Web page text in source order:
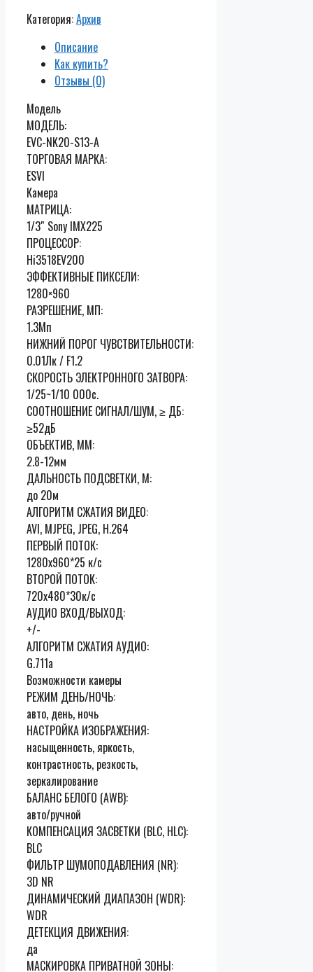
Категория:Архив
Описание
Как купить?
Отзывы (0)
Модель
МОДЕЛЬ:
EVC-NK20-S13-A
ТОРГОВАЯ МАРКА:
ESVI
Камера
МАТРИЦА:
1/3″ Sony IMX225
ПРОЦЕССОР:
Hi3518EV200
ЭФФЕКТИВНЫЕ ПИКСЕЛИ:
1280×960
РАЗРЕШЕНИЕ, МП:
1.3Мп
НИЖНИЙ ПОРОГ ЧУВСТВИТЕЛЬНОСТИ:
0.01Лк / F1.2
СКОРОСТЬ ЭЛЕКТРОННОГО ЗАТВОРА:
1/25~1/10 000с.
СООТНОШЕНИЕ СИГНАЛ/ШУМ, ≥ ДБ:
≥52дБ
ОБЪЕКТИВ, ММ:
2.8-12мм
ДАЛЬНОСТЬ ПОДСВЕТКИ, М:
до 20м
АЛГОРИТМ СЖАТИЯ ВИДЕО:
AVI, MJPEG, JPEG, H.264
ПЕРВЫЙ ПОТОК:
1280х960*25 к/с
ВТОРОЙ ПОТОК:
720х480*30к/с
АУДИО ВХОД/ВЫХОД:
+/-
АЛГОРИТМ СЖАТИЯ АУДИО:
G.711a
Возможности камеры
РЕЖИМ ДЕНЬ/НОЧЬ:
авто, день, ночь
НАСТРОЙКА ИЗОБРАЖЕНИЯ:
насыщенность, яркость,
контрастность, резкость,
зеркалирование
БАЛАНС БЕЛОГО (AWB):
авто/ручной
КОМПЕНСАЦИЯ ЗАСВЕТКИ (BLC, HLC):
BLC
ФИЛЬТР ШУМОПОДАВЛЕНИЯ (NR):
3D NR
ДИНАМИЧЕСКИЙ ДИАПАЗОН (WDR):
WDR
ДЕТЕКЦИЯ ДВИЖЕНИЯ:
да
МАСКИРОВКА ПРИВАТНОЙ ЗОНЫ: